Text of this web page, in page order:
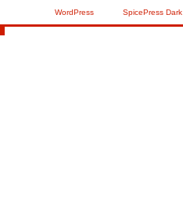
WordPress SpicePress Dark